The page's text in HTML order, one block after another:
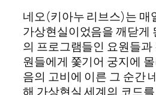
네오(키아누 리브스)는 매
가상현실이었음을 깨닫게
의 프로그램들인 요원들
원들에게 쫓기어 궁지에
음의 고비에 이른 그 순간
해 가상현실 세계의 코드